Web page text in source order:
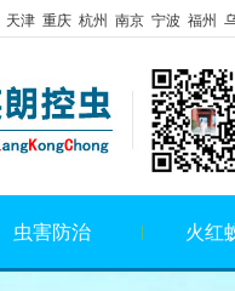
天津 重庆 杭州 南京 宁波 福州
虫害防治 火红